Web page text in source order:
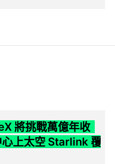
將挑戰萬億年收
上太空 Starlink 覆